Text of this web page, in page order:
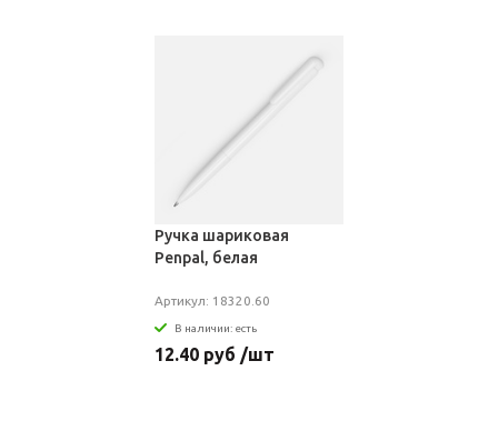
Ручка шариковая
Penpal, белая
Артикул: 18320.60
В наличии: есть
12.40 руб /шт